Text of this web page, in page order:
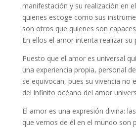
manifestación y su realización en
quienes escoge como sus
son otros que quienes son
En ellos el amor intenta realizar
Puesto que el amor es universal
una experiencia propia, personal
se equivocan, pues su vivencia no
del infinito océano del amor
El amor es una expresión divina:
que vemos de él en el mundo son